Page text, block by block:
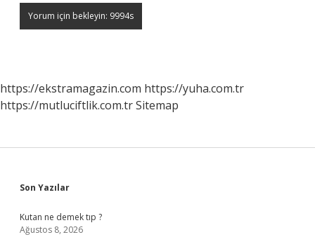
https://ekstramagazin.com https://yuha.com.tr
https://mutluciftlik.com.trSitemap
Sidebar
Son Yazılar
Kutan ne demek tıp ?
Ağustos 8, 2026